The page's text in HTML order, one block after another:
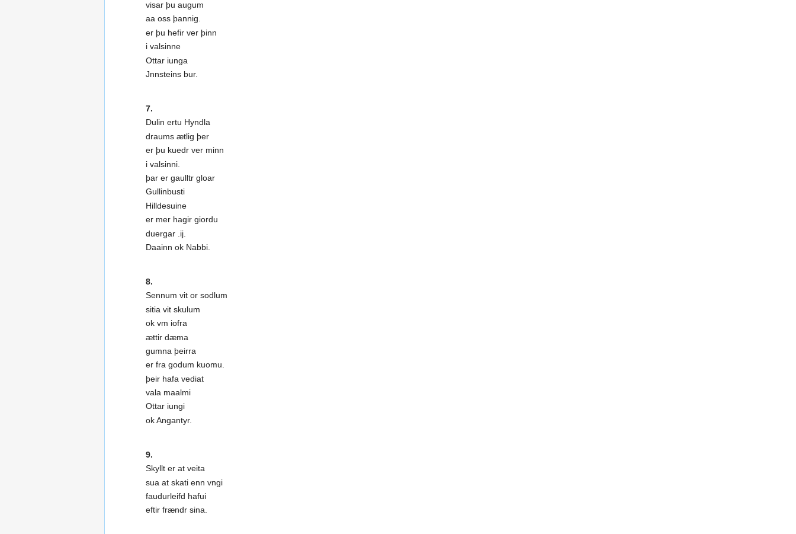
visar þu augum
aa oss þannig.
er þu hefir ver þinn
i valsinne
Ottar iunga
Jnnsteins bur.
7.
Dulin ertu Hyndla
draums ætlig þer
er þu kuedr ver minn
i valsinni.
þar er gaulltr gloar
Gullinbusti
Hilldesuine
er mer hagir giordu
duergar .ij.
Daainn ok Nabbi.
8.
Sennum vit or sodlum
sitia vit skulum
ok vm iofra
ættir dæma
gumna þeirra
er fra godum kuomu.
þeir hafa vediat
vala maalmi
Ottar iungi
ok Angantyr.
9.
Skyllt er at veita
sua at skati enn vngi
faudurleifd hafui
eftir frændr sina.